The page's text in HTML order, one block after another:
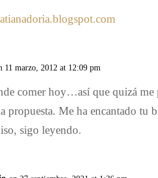
11 marzo, 2012 at 12:09 pm
comer hoy…así que quizá me
propuesta. Me ha encantado tu
sigo leyendo.